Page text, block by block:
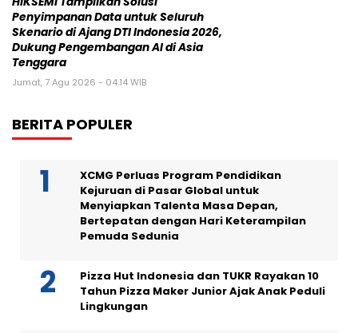
Penyimpanan Data untuk Seluruh
Skenario di Ajang DTI Indonesia 2026,
Dukung Pengembangan AI di Asia
Tenggara
Jumat, 7 Agu 2026 - 04:14 WIB
BERITA POPULER
XCMG Perluas Program Pendidikan
Kejuruan di Pasar Global untuk
Menyiapkan Talenta Masa Depan,
Bertepatan dengan Hari Keterampilan
Pemuda Sedunia
Pizza Hut Indonesia dan TUKR Rayakan 10
Tahun Pizza Maker Junior Ajak Anak Peduli
Lingkungan